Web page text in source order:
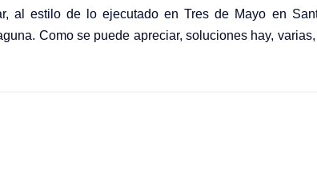
al estilo de lo ejecutado en Tres de Mayo en
Como se puede apreciar, soluciones hay,